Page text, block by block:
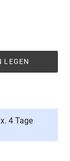
LEGEN
4 Tage